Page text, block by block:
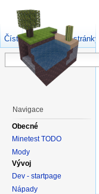
Číst Zdrojový kód stránky
Navigace
Obecné
Minetest TODO
Mody
Vývoj
Dev - startpage
Nápady